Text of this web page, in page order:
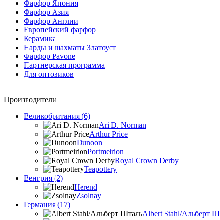
Фарфор Япония
Фарфор Азия
Фарфор Англии
Европейский фарфор
Керамика
Нарды и шахматы Златоуст
Фарфор Pavone
Партнерская программа
Для оптовиков
Производители
Великобритания (6)
Ari D. Norman
Arthur Price
Dunoon
Portmeirion
Royal Crown Derby
Teapottery
Венгрия (2)
Herend
Zsolnay
Германия (17)
Albert Stahl/Альбеpт